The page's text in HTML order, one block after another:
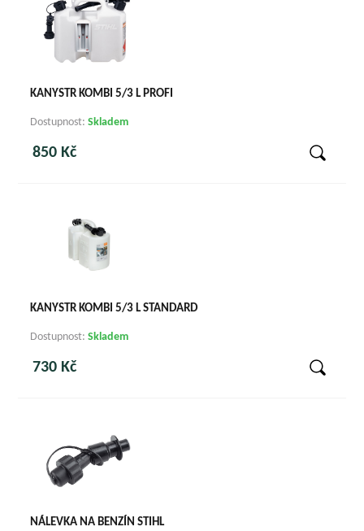
KANYSTR KOMBI 5/3 L PROFI
Dostupnost:Skladem
850 Kč
KANYSTR KOMBI 5/3 L STANDARD
Dostupnost:Skladem
730 Kč
NÁLEVKA NA BENZÍN STIHL